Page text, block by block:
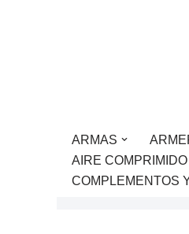
ARMAS
AIRE COMPRIMIDO
COMPLEMENTOS